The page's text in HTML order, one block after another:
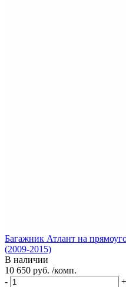
Багажник Атлант на
(2009-2015)
В наличии
10 650 руб. /комп.
-
+